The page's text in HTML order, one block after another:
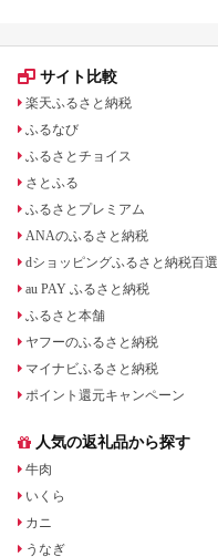
サイト比較
楽天ふるさと納税
ふるなび
ふるさとチョイス
さとふる
ふるさとプレミアム
ANAのふるさと納税
dショッピングふるさと納税百選
au PAY ふるさと納税
ふるさと本舗
ヤフーのふるさと納税
マイナビふるさと納税
ポイント還元キャンペーン
人気の返礼品から探す
牛肉
いくら
カニ
うなぎ